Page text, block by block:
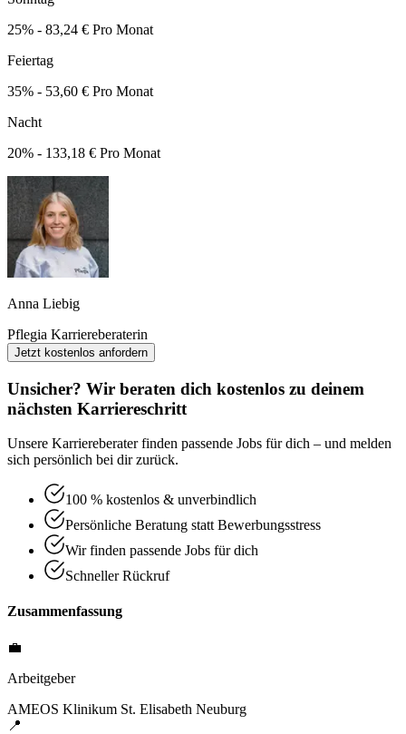
25% - 83,24 € Pro Monat
Feiertag
35% - 53,60 € Pro Monat
Nacht
20% - 133,18 € Pro Monat
Anna Liebig
Pflegia Karriereberaterin
Jetzt kostenlos anfordern
Unsicher? Wir beraten dich kostenlos zu deinem
nächsten Karriereschritt
Unsere Karriereberater finden passende Jobs für dich – und melden
sich persönlich bei dir zurück.
100 % kostenlos & unverbindlich
Persönliche Beratung statt Bewerbungsstress
Wir finden passende Jobs für dich
Schneller Rückruf
Zusammenfassung
💼
Arbeitgeber
AMEOS Klinikum St. Elisabeth Neuburg
📍